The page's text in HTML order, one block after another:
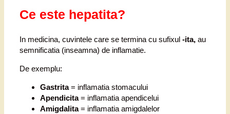
Ce este hepatita?
In medicina, cuvintele care se termina cu sufixul -ita, au
semnificatia (inseamna) de inflamatie.
De exemplu:
Gastrita= inflamatia stomacului
Apendicita= inflamatia apendicelui
Amigdalita= inflamatia amigdalelor